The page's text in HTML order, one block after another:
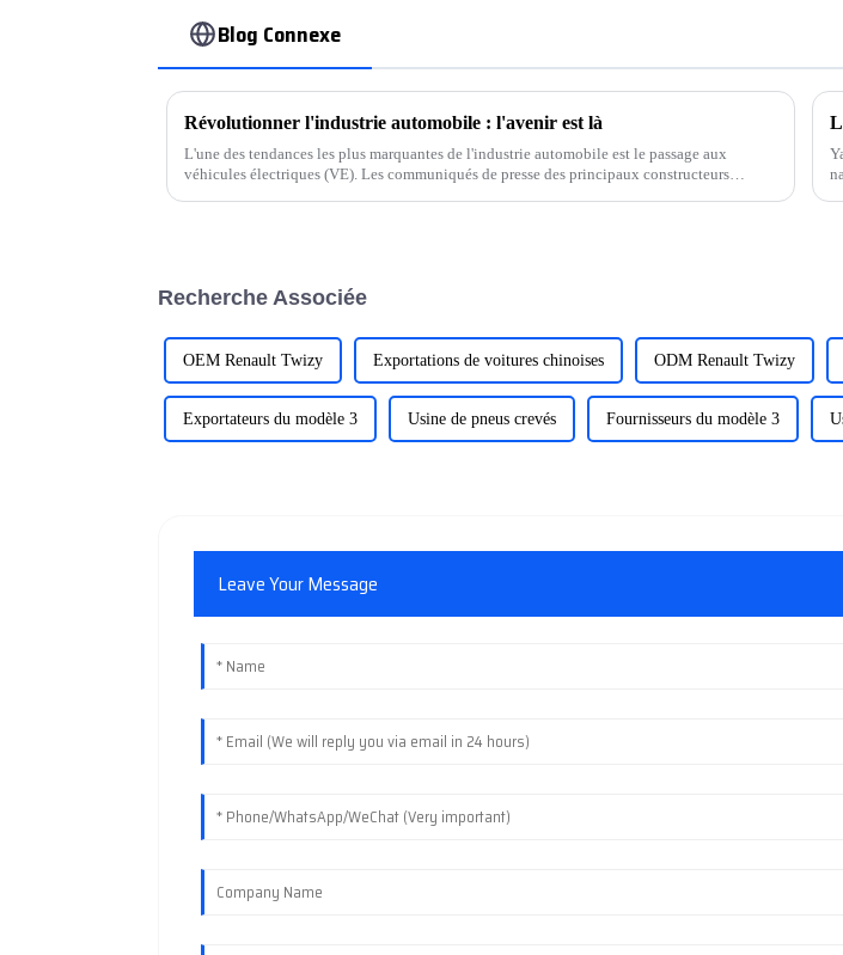
Blog Connexe
Révolutionner l'industrie automobile : l'avenir est là
L'une des tendances les plus marquantes de l'industrie automobile est le passage aux
véhicules électriques (VE). Les communiqués de presse des principaux constructeurs
Recherche Associée
OEM Renault Twizy Exportations de voitures chinoises ODM Renault Twizy
Exportateurs du modèle 3 Usine de pneus crevés Fournisseurs du modèle 3
Leave Your Message